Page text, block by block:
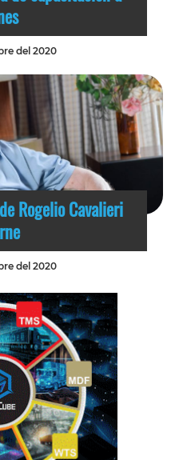
del 2020
Rogelio Cavalieri
del 2020